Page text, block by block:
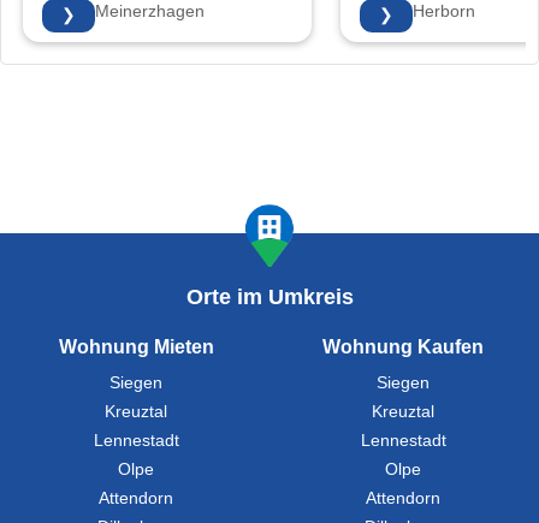
58540 Meinerzhagen
❯
35745 Herborn
❯
Orte im Umkreis
Wohnung Mieten
Siegen
Kreuztal
Lennestadt
Olpe
Attendorn
Wohnung Kaufen
Siegen
Kreuztal
Lennestadt
Olpe
Attendorn